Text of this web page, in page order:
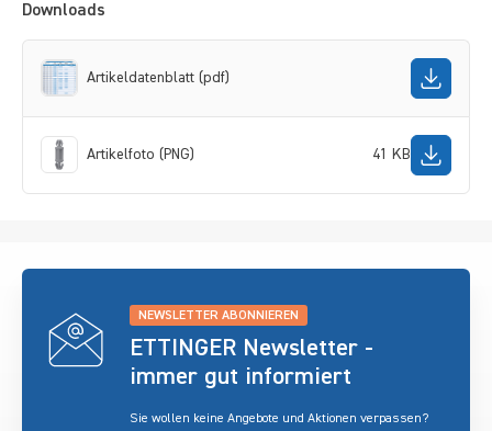
Downloads
Artikeldatenblatt (pdf)
Artikelfoto (PNG) 41 KB
NEWSLETTER ABONNIEREN
ETTINGER Newsletter -
immer gut informiert
Sie wollen keine Angebote und Aktionen verpassen?